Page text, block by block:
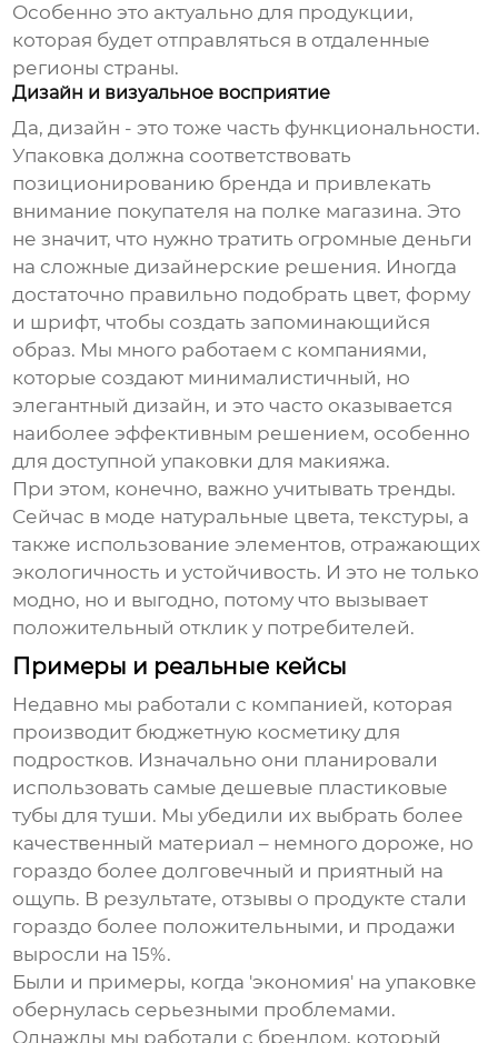
Особенно это актуально для продукции,
которая будет отправляться в отдаленные
регионы страны.
Дизайн и визуальное восприятие
Да, дизайн - это тоже часть функциональности.
Упаковка должна соответствовать
позиционированию бренда и привлекать
внимание покупателя на полке магазина. Это
не значит, что нужно тратить огромные деньги
на сложные дизайнерские решения. Иногда
достаточно правильно подобрать цвет, форму
и шрифт, чтобы создать запоминающийся
образ. Мы много работаем с компаниями,
которые создают минималистичный, но
элегантный дизайн, и это часто оказывается
наиболее эффективным решением, особенно
длядоступной упаковки для макияжа.
При этом, конечно, важно учитывать тренды.
Сейчас в моде натуральные цвета, текстуры, а
также использование элементов, отражающих
экологичность и устойчивость. И это не только
модно, но и выгодно, потому что вызывает
положительный отклик у потребителей.
Примеры и реальные кейсы
Недавно мы работали с компанией, которая
производит бюджетную косметику для
подростков. Изначально они планировали
использовать самые дешевые пластиковые
тубы для туши. Мы убедили их выбрать более
качественный материал – немного дороже, но
гораздо более долговечный и приятный на
ощупь. В результате, отзывы о продукте стали
гораздо более положительными, и продажи
выросли на 15%.
Были и примеры, когда 'экономия' на упаковке
обернулась серьезными проблемами.
Однажды мы работали с брендом, который